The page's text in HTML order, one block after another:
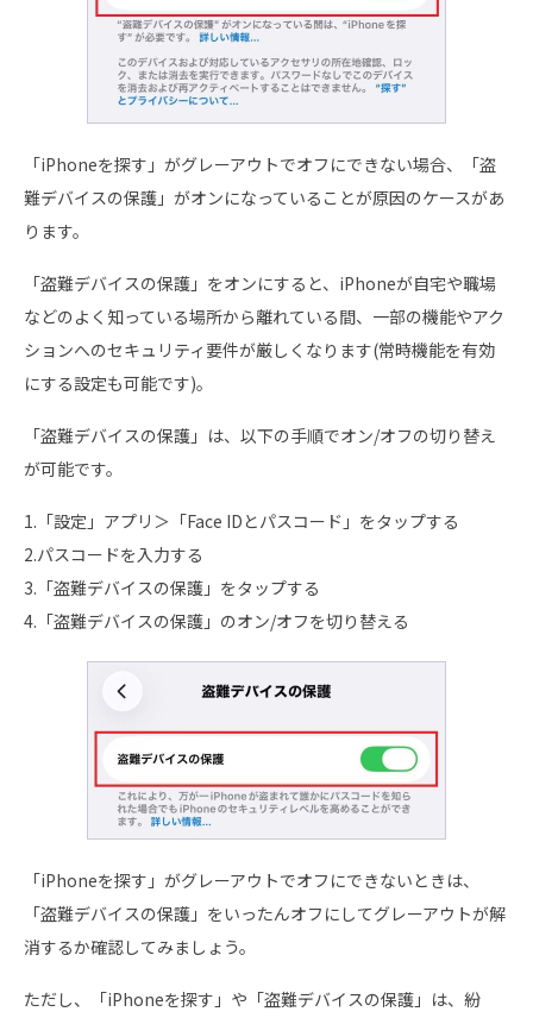
「iPhoneを探す」がグレーアウトでオフにできない場合、「盗
難デバイスの保護」がオンになっていることが原因のケースがあ
ります。
「盗難デバイスの保護」をオンにすると、iPhoneが自宅や職場
などのよく知っている場所から離れている間、一部の機能やアク
ションへのセキュリティ要件が厳しくなります(常時機能を有効
にする設定も可能です)。
「盗難デバイスの保護」は、以下の手順でオン/オフの切り替え
が可能です。
1.「設定」アプリ＞「Face IDとパスコード」をタップする
2.パスコードを入力する
3.「盗難デバイスの保護」をタップする
4.「盗難デバイスの保護」のオン/オフを切り替える
「iPhoneを探す」がグレーアウトでオフにできないときは、
「盗難デバイスの保護」をいったんオフにしてグレーアウトが解
消するか確認してみましょう。
ただし、「iPhoneを探す」や「盗難デバイスの保護」は、紛